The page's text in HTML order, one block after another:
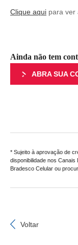
Clique aqui para ver
Ainda não tem
ABRA SUA
* Sujeito à aprovação de
disponibilidade nos Canais
Bradesco Celular ou
Voltar